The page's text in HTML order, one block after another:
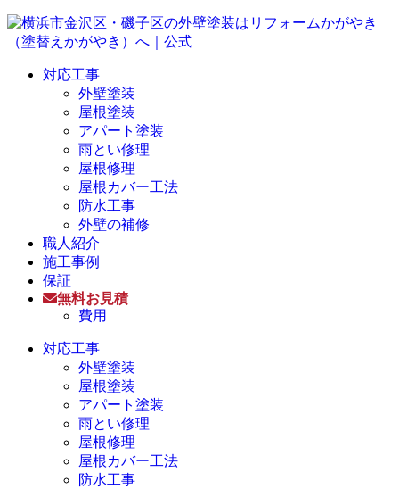
対応工事
外壁塗装
屋根塗装
アパート塗装
雨とい修理
屋根修理
屋根カバー工法
防水工事
外壁の補修
職人紹介
施工事例
保証
無料お見積
費用
対応工事
外壁塗装
屋根塗装
アパート塗装
雨とい修理
屋根修理
屋根カバー工法
防水工事